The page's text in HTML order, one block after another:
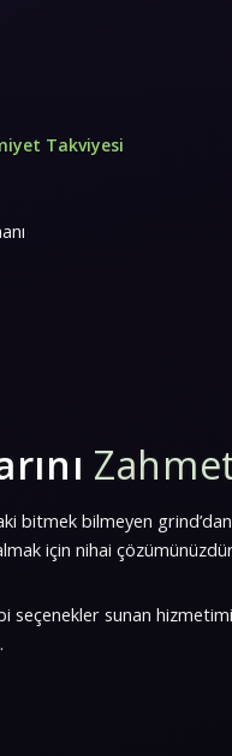
Takviyesi
bilmeyen grind’dan
için nihai
seçenekler sunan